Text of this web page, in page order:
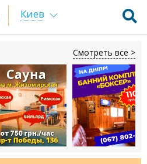
Киев
Смотреть все >